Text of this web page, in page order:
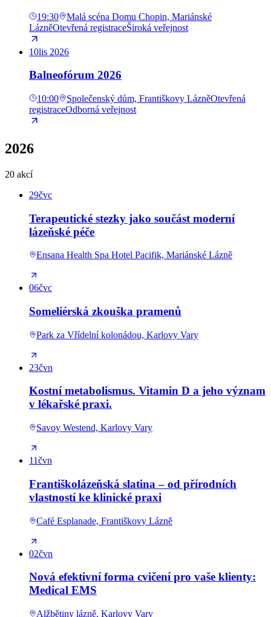
19:30
Malá scéna Domu Chopin, Mariánské
LázněOtevřená registraceŠiroká veřejnost
10lis 2026
Balneofórum 2026
10:00 Společenský dům, Františkovy LázněOtevřená
registraceOdborná veřejnost
2026
20 akcí
29čvc
Terapeutické stezky jako součást moderní
lázeňské péče
Ensana Health Spa Hotel Pacifik, Mariánské Lázně
06čvc
Someliérská zkouška pramenů
Park za Vřídelní kolonádou, Karlovy Vary
23čvn
Kostní metabolismus. Vitamin D a jeho význam
v lékařské praxi.
Savoy Westend, Karlovy Vary
11čvn
Františkolázeňská slatina – od přírodních
vlastností ke klinické praxi
Café Esplanade, Františkovy Lázně
02čvn
Nová efektivní forma cvičení pro vaše klienty:
Medical EMS
Alžbětiny lázně, Karlovy Vary